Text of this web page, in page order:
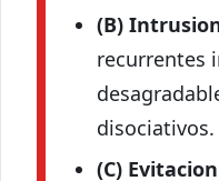
(B)
recurrentes
disociativos.
(C)